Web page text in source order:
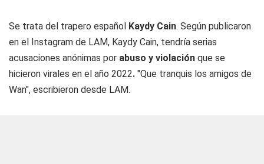
Se trata del trapero español Kaydy Cain. Según publicaron
en el Instagram de LAM, Kaydy Cain, tendría serias
acusaciones anónimas por abuso y violación que se
hicieron virales en el año 2022. "Que tranquis los amigos de
Wan", escribieron desde LAM.